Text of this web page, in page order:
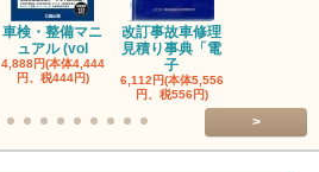
車検・整備マニ
ュアル (vol
4,888円(本体4,444
円、税444円)
改訂事故車修理
見積り事典「電
子
6,112円(本体5,556
円、税556円)
>